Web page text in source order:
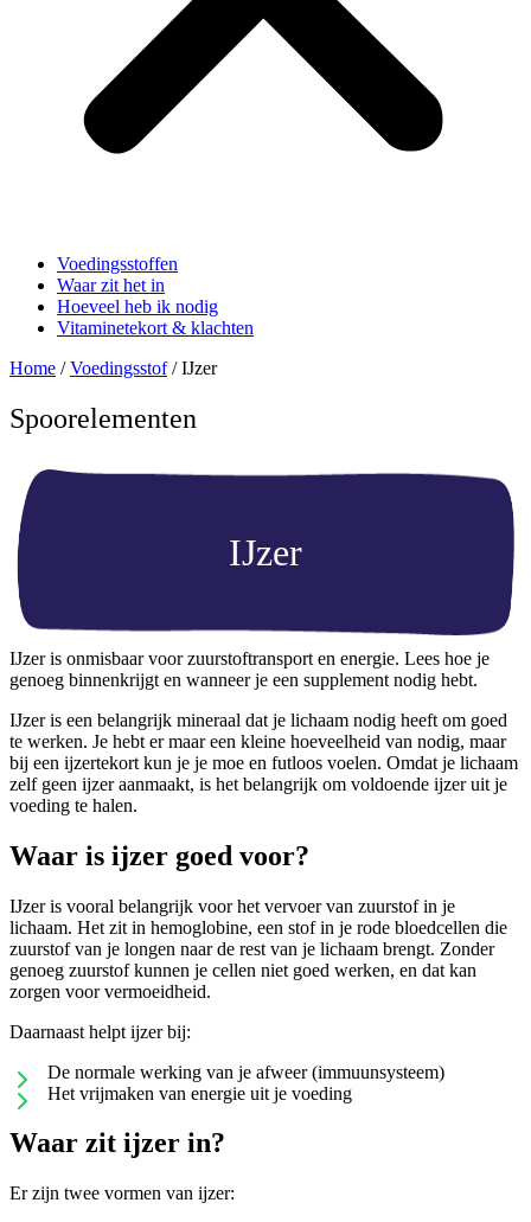
Voedingsstoffen
Waar zit het in
Hoeveel heb ik nodig
Vitaminetekort & klachten
Home /Voedingsstof/ IJzer
Spoorelementen
IJzer
IJzer is onmisbaar voor zuurstoftransport en energie. Lees hoe je
genoeg binnenkrijgt en wanneer je een supplement nodig hebt.
IJzer is een belangrijk mineraal dat je lichaam nodig heeft om goed
te werken. Je hebt er maar een kleine hoeveelheid van nodig, maar
bij een ijzertekort kun je je moe en futloos voelen. Omdat je lichaam
zelf geen ijzer aanmaakt, is het belangrijk om voldoende ijzer uit je
voeding te halen.
Waar is ijzer goed voor?
IJzer is vooral belangrijk voor het vervoer van zuurstof in je
lichaam. Het zit in hemoglobine, een stof in je rode bloedcellen die
zuurstof van je longen naar de rest van je lichaam brengt. Zonder
genoeg zuurstof kunnen je cellen niet goed werken, en dat kan
zorgen voor vermoeidheid.
Daarnaast helpt ijzer bij:
De normale werking van je afweer (immuunsysteem)
Het vrijmaken van energie uit je voeding
Waar zit ijzer in?
Er zijn twee vormen van ijzer: